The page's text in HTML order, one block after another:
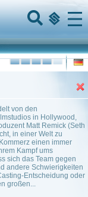
Menu
von den
in Hollywood,
Matt Remick (Seth
in einer Welt zu
einen immer
Kampf ums
sich das Team gegen
andere Schwierigkeiten
Entscheidung oder
großen...